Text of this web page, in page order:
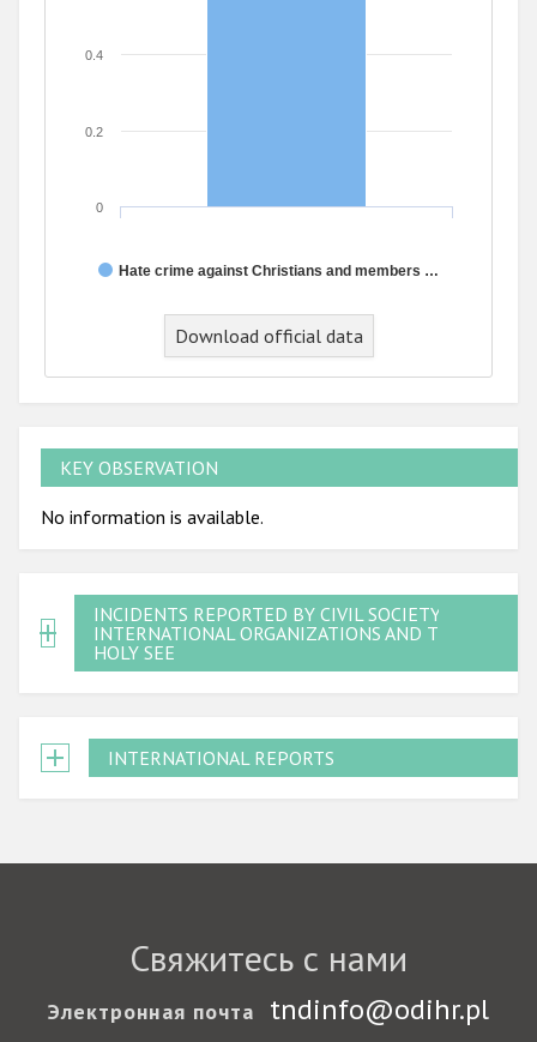
Hate crime against Christians and members …
0
0.2
0.4
Download official data
KEY OBSERVATION
No information is available.
INCIDENTS REPORTED BY CIVIL SOCIETY,
INTERNATIONAL ORGANIZATIONS AND THE
HOLY SEE
INTERNATIONAL REPORTS
Свяжитесь с нами
Электронная почта
tndinfo@odihr.pl